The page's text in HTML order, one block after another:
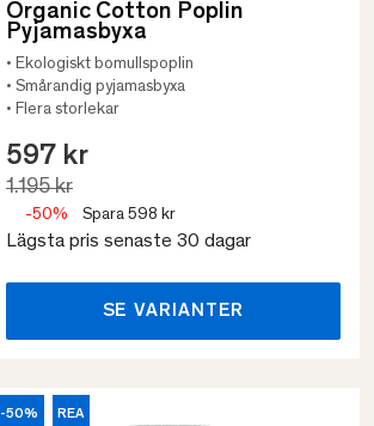
Organic Cotton Poplin
Pyjamasbyxa
• Ekologiskt bomullspoplin
• Smårandig pyjamasbyxa
• Flera storlekar
597 kr
1.195 kr
-50% Spara 598 kr
Lägsta pris senaste 30 dagar
SE VARIANTER
-50% REA